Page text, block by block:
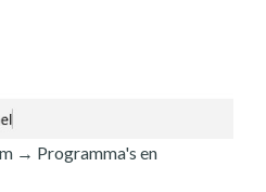
→ Programma's en